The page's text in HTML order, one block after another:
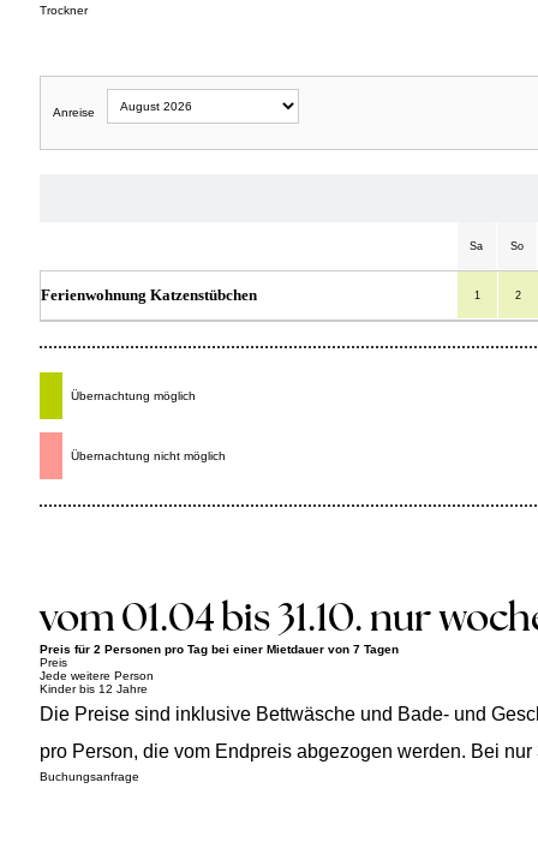
Trockner
vom 01.04 bis 31.10. nur
Preis für 2 Personen pro Tag bei einer Mietdauer von 7 Tagen
Preis
Jede weitere Person
Kinder bis 12 Jahre
Die Preise sind inklusive Bettwäsche und Bade- und
pro Person, die vom Endpreis abgezogen werden. Bei
Buchungsanfrage
Anreise
Sa So
Ferienwohnung Katzenstübchen 1 2
Übernachtung möglich
Übernachtung nicht möglich